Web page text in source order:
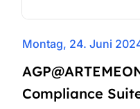
Montag, 24. Juni
Compliance